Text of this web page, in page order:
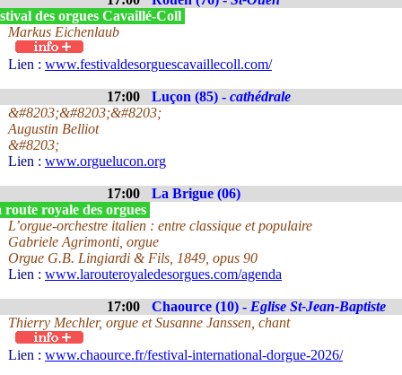
des orgues Cavaillé-Coll
Markus Eichenlaub
Lien : www.festivaldesorguescavaillecoll.com/
17:00 Luçon (85) - cathédrale
&#8203;&#8203;&#8203;
Augustin Belliot
&#8203;
Lien : www.orguelucon.org
17:00 La Brigue (06)
royale des orgues
L’orgue-orchestre italien : entre classique et populaire
Gabriele Agrimonti, orgue
Orgue G.B. Lingiardi & Fils, 1849, opus 90
Lien : www.larouteroyaledesorgues.com/agenda
17:00 Chaource (10) - Eglise St-Jean-Baptiste
Thierry Mechler, orgue et Susanne Janssen, chant
Lien : www.chaource.fr/festival-international-dorgue-2026/